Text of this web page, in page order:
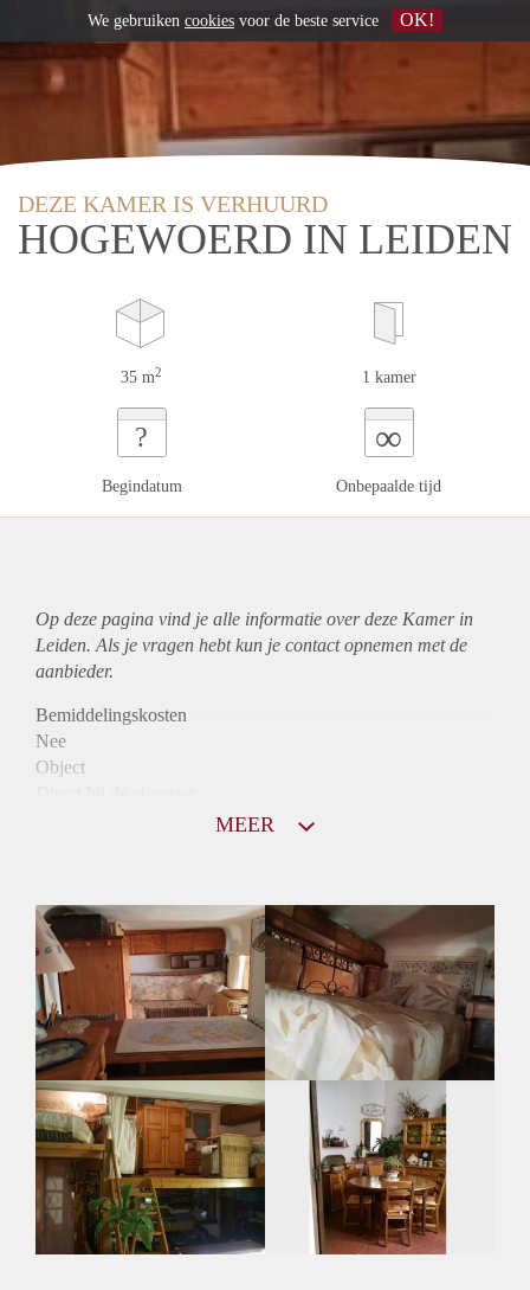
DEZE KAMER IS VERHUURD
HOGEWOERD IN LEIDEN
35 m2 1 kamer
?
Begindatum
∞
Onbepaalde tijd
Op deze pagina vind je alle informatie over deze Kamer in
Leiden. Als je vragen hebt kun je contact opnemen met de
aanbieder.
Bemiddelingskosten
Nee
Object
Huurtoeslag
Niet mogelijk
Inkomen eis
3,0 X De bruto huur
Huurtermijn
Onbepaalde termijn
Oplevering
Gestoffeerd
MEER
We gebruiken cookies voor de beste service OK!